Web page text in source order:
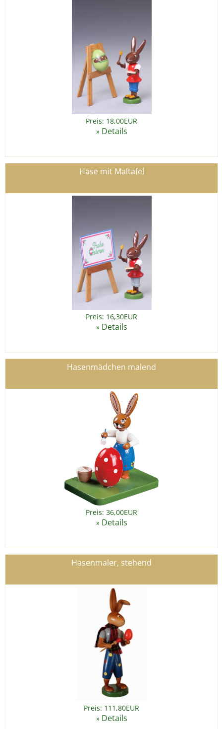
Preis: 18,00EUR
» Details
Hase mit Maltafel
Preis: 16,30EUR
» Details
Hasenmädchen malend
Preis: 36,00EUR
» Details
Hasenmaler, stehend
Preis: 111,80EUR
» Details